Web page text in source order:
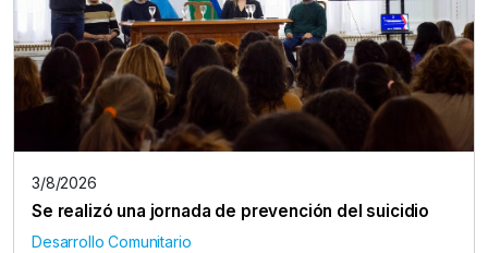
3/8/2026
Se realizó una jornada de prevención del suicidio
Desarrollo Comunitario